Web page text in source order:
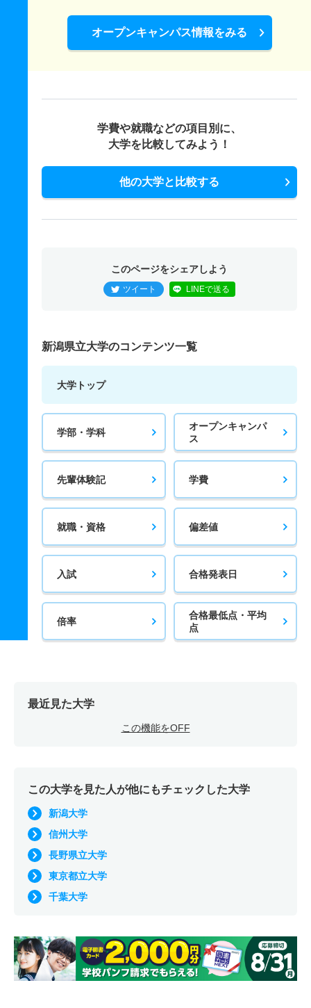
オープンキャンパス情報をみる
学費や就職などの項目別に、
大学を比較してみよう！
他の大学と比較する
このページをシェアしよう
ツイート LINEで送る
新潟県立大学のコンテンツ一覧
大学トップ
学部・学科
オープンキャンパ
ス
先輩体験記 学費
就職・資格 偏差値
入試 合格発表日
倍率
合格最低点・平均
点
最近見た大学
この機能をOFF
この大学を見た人が他にもチェックした大学
新潟大学
信州大学
長野県立大学
東京都立大学
千葉大学